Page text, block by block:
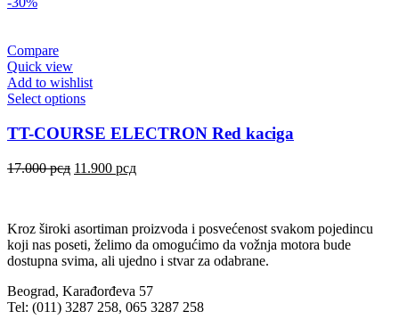
Compare
Quick view
Add to wishlist
Select options
TT-COURSE ELECTRON Red kaciga
17.000рсд 11.900 рсд
Kroz široki asortiman proizvoda i posvećenost svakom pojedincu
koji nas poseti, želimo da omogućimo da vožnja motora bude
dostupna svima, ali ujedno i stvar za odabrane.
Beograd, Karađorđeva 57
Tel: (011) 3287 258, 065 3287 258